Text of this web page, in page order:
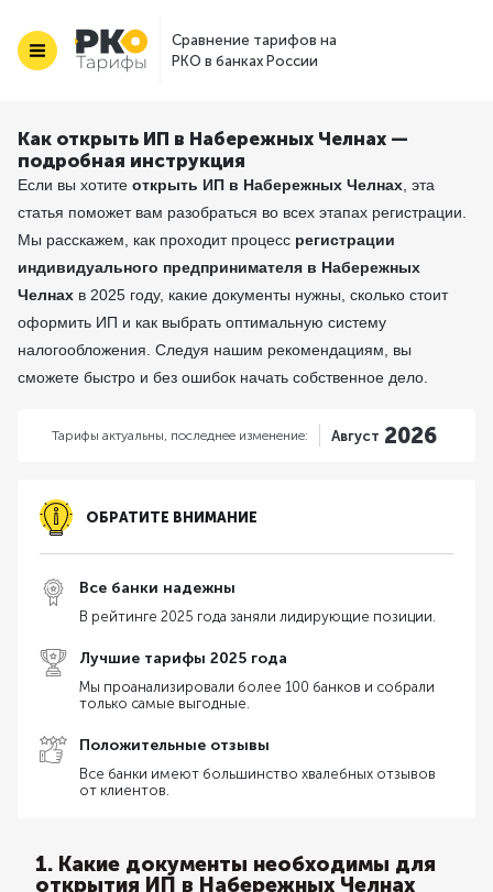
Сравнение тарифов на
РКО в банках России
Как открыть ИП в Набережных Челнах —
подробная инструкция
Если вы хотите открыть ИП в Набережных Челнах , эта
статья поможет вам разобраться во всех этапах регистрации.
Мы расскажем, как проходит процесс регистрации
индивидуального предпринимателя в Набережных
Челнах в 2025 году, какие документы нужны, сколько стоит
оформить ИП и как выбрать оптимальную систему
налогообложения. Следуя нашим рекомендациям, вы
сможете быстро и без ошибок начать собственное дело.
Тарифы актуальны, последнее изменение: Август 2026
ОБРАТИТЕ ВНИМАНИЕ
Все банки надежны
В рейтинге 2025 года заняли лидирующие позиции.
Лучшие тарифы 2025 года
Мы проанализировали более 100 банков и собрали
только самые выгодные.
Положительные отзывы
Все банки имеют большинство хвалебных отзывов
от клиентов.
1. Какие документы необходимы для
открытия ИП в Набережных Челнах